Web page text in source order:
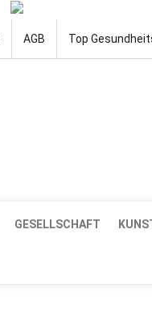
AGB Top
GESELLSCHAFT